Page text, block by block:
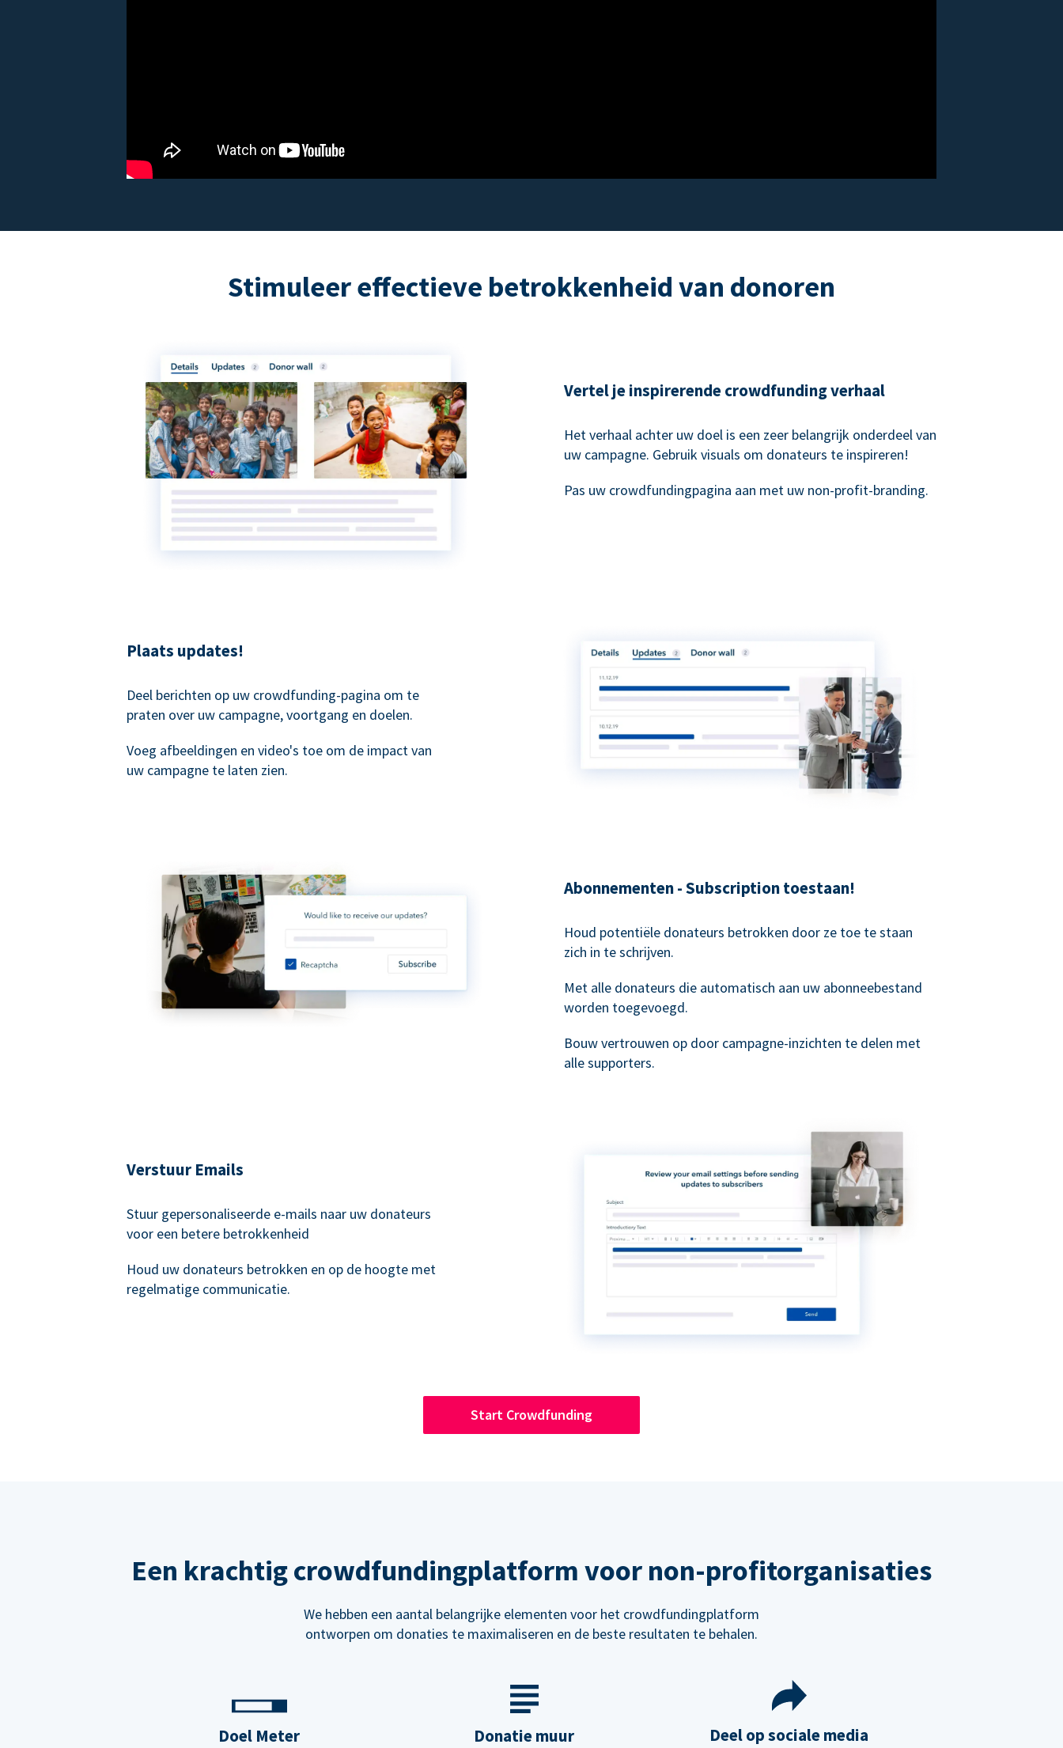
Stimuleer effectieve betrokkenheid van donoren
Vertel je inspirerende crowdfunding verhaal
Het verhaal achter uw doel is een zeer belangrijk onderdeel van
uw campagne. Gebruik visuals om donateurs te inspireren!
Pas uw crowdfundingpagina aan met uw non-profit-branding.
Plaats updates!
Deel berichten op uw crowdfunding-pagina om te
praten over uw campagne, voortgang en doelen.
Voeg afbeeldingen en video's toe om de impact van
uw campagne te laten zien.
Abonnementen - Subscription toestaan!
Houd potentiële donateurs betrokken door ze toe te staan
zich in te schrijven.
Met alle donateurs die automatisch aan uw abonneebestand
worden toegevoegd.
Bouw vertrouwen op door campagne-inzichten te delen met
alle supporters.
Verstuur Emails
Stuur gepersonaliseerde e-mails naar uw donateurs
voor een betere betrokkenheid
Houd uw donateurs betrokken en op de hoogte met
regelmatige communicatie.
Start Crowdfunding
Een krachtig crowdfundingplatform voor non-profitorganisaties
We hebben een aantal belangrijke elementen voor het crowdfundingplatform
ontworpen om donaties te maximaliseren en de beste resultaten te behalen.
Doel Meter Donatie muur Deel op sociale media